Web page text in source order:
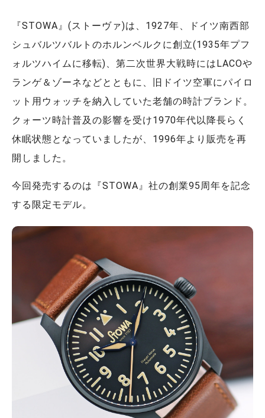
『STOWA』(ストーヴァ)は、1927年、ドイツ南西部
シュバルツバルトのホルンベルクに創立(1935年プフ
ォルツハイムに移転)、第二次世界大戦時にはLACOや
ランゲ＆ゾーネなどとともに、旧ドイツ空軍にパイロ
ット用ウォッチを納入していた老舗の時計ブランド。
クォーツ時計普及の影響を受け1970年代以降長らく
休眠状態となっていましたが、1996年より販売を再
開しました。
今回発売するのは『STOWA』社の創業95周年を記念
する限定モデル。